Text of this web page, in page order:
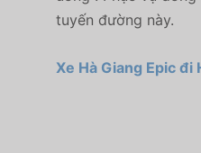
tuyến đường này.
Xe Hà Giang Epic đi